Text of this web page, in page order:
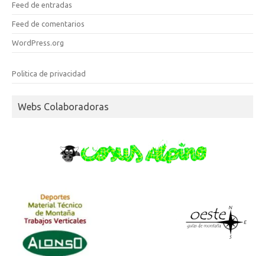
Feed de entradas
Feed de comentarios
WordPress.org
Politica de privacidad
Webs Colaboradoras